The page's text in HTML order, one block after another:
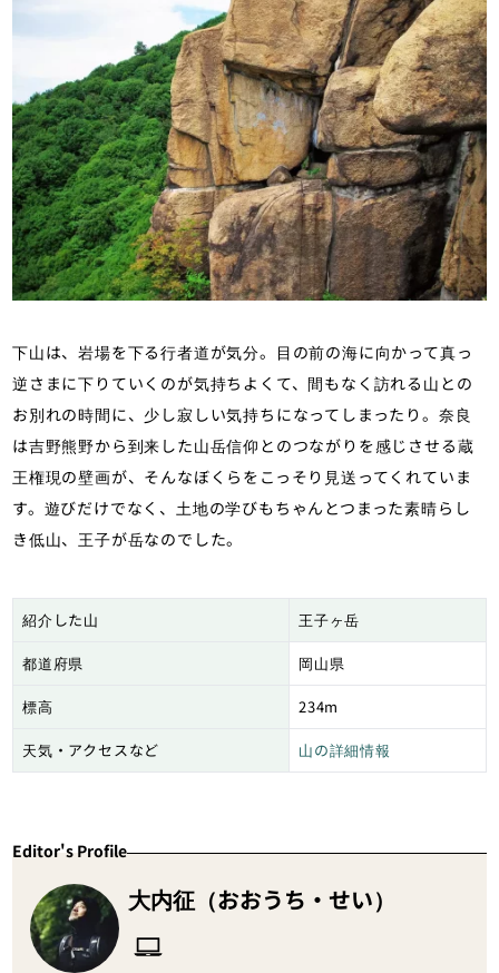
下山は、岩場を下る行者道が気分。目の前の海に向かって真っ
逆さまに下りていくのが気持ちよくて、間もなく訪れる山との
お別れの時間に、少し寂しい気持ちになってしまったり。奈良
は吉野熊野から到来した山岳信仰とのつながりを感じさせる蔵
王権現の壁画が、そんなぼくらをこっそり見送ってくれていま
す。遊びだけでなく、土地の学びもちゃんとつまった素晴らし
き低山、王子が岳なのでした。
紹介した山 王子ヶ岳
都道府県 岡山県
標高 234m
天気・アクセスなど 山の詳細情報
Editor's Profile
大内征（おおうち・せい）